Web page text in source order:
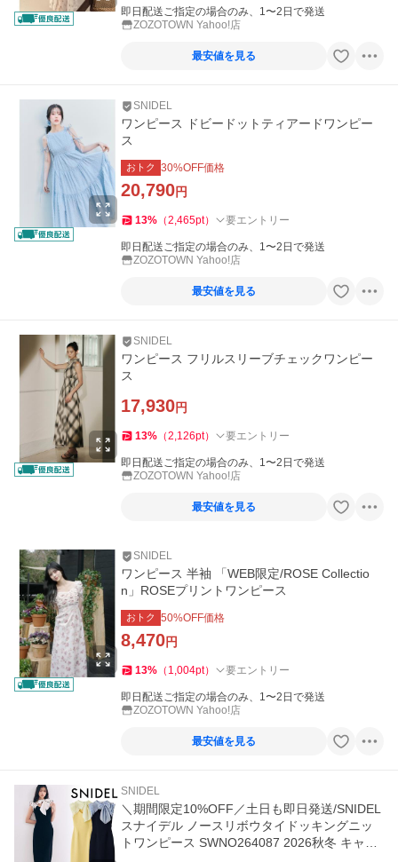
即日配送ご指定の場合のみ、1〜2日で発送
ZOZOTOWN Yahoo!店
最安値を見る
SNIDEL
ワンピース ドビードットティアードワンピー
ス
おトク 30%OFF価格
20,790円
13% （2,465pt） 要エントリー
即日配送ご指定の場合のみ、1〜2日で発送
ZOZOTOWN Yahoo!店
最安値を見る
SNIDEL
ワンピース フリルスリーブチェックワンピー
ス
17,930円
13% （2,126pt） 要エントリー
即日配送ご指定の場合のみ、1〜2日で発送
ZOZOTOWN Yahoo!店
最安値を見る
SNIDEL
ワンピース 半袖 「WEB限定/ROSE Collectio
n」ROSEプリントワンピース
おトク 50%OFF価格
8,470円
13% （ 1,004pt） 要エントリー
即日配送ご指定の場合のみ、1〜2日で発送
ZOZOTOWN Yahoo!店
最安値を見る
SNIDEL
＼期間限定10%OFF／土日も即日発送/SNIDEL
スナイデル ノースリボウタイドッキングニッ
トワンピース SWNO264087 2026秋冬 キャン